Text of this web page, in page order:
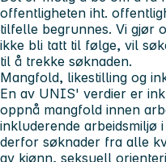
offentligheten iht.
tilfelle begrunnes. Vi gjør
ikke bli tatt til følge, vil
til å trekke søknaden.
Mangfold, likestilling og
En av UNIS' verdier er
oppnå mangfold innen
inkluderende arbeidsmiljø
derfor søknader fra alle
av kjønn, seksuell